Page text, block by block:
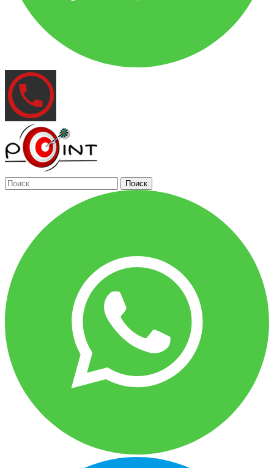
Поиск